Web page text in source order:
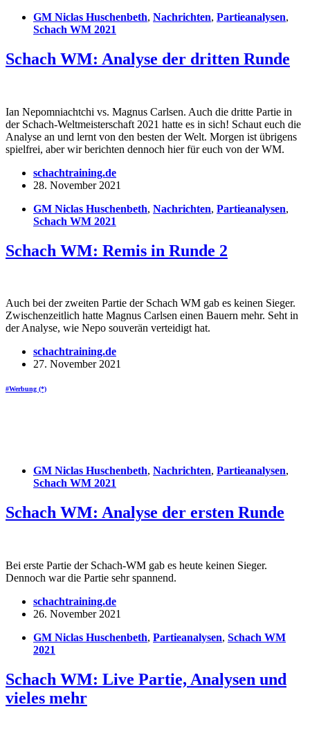
GM Niclas Huschenbeth, Nachrichten, Partieanalysen,
Schach WM 2021
Schach WM: Analyse der dritten Runde
Ian Nepomniachtchi vs. Magnus Carlsen. Auch die dritte Partie in
der Schach-Weltmeisterschaft 2021 hatte es in sich! Schaut euch die
Analyse an und lernt von den besten der Welt. Morgen ist übrigens
spielfrei, aber wir berichten dennoch hier für euch von der WM.
schachtraining.de
28. November 2021
GM Niclas Huschenbeth, Nachrichten, Partieanalysen,
Schach WM 2021
Schach WM: Remis in Runde 2
Auch bei der zweiten Partie der Schach WM gab es keinen Sieger.
Zwischenzeitlich hatte Magnus Carlsen einen Bauern mehr. Seht in
der Analyse, wie Nepo souverän verteidigt hat.
schachtraining.de
27. November 2021
#Werbung (*)
GM Niclas Huschenbeth, Nachrichten, Partieanalysen,
Schach WM 2021
Schach WM: Analyse der ersten Runde
Bei erste Partie der Schach-WM gab es heute keinen Sieger.
Dennoch war die Partie sehr spannend.
schachtraining.de
26. November 2021
GM Niclas Huschenbeth, Partieanalysen, Schach WM
2021
Schach WM: Live Partie, Analysen und
vieles mehr